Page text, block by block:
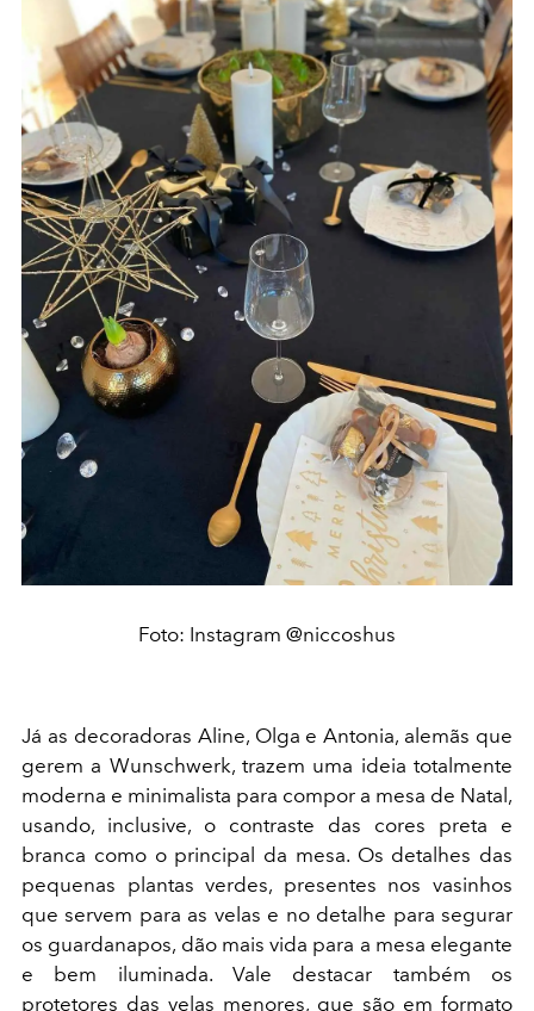
Foto: Instagram @niccoshus
Já as decoradoras Aline, Olga e Antonia, alemãs que
gerem a Wunschwerk, trazem uma ideia totalmente
moderna e minimalista para compor a mesa de Natal,
usando, inclusive, o contraste das cores preta e
branca como o principal da mesa. Os detalhes das
pequenas plantas verdes, presentes nos vasinhos
que servem para as velas e no detalhe para segurar
os guardanapos, dão mais vida para a mesa elegante
e bem iluminada. Vale destacar também os
protetores das velas menores, que são em formato